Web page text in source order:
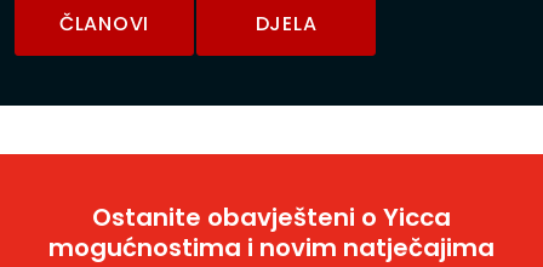
ČLANOVI DJELA
Ostanite obavješteni o Yicca
mogućnostima i novim natječajima